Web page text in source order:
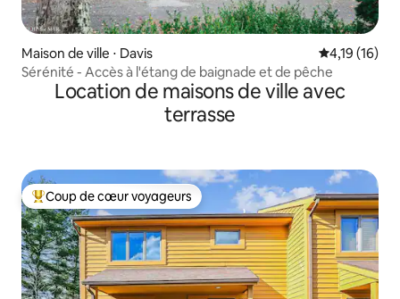
Maison de ville ⋅ Davis Évaluation
4,19 (16)
Sérénité - Accès à l'étang de baignade et de pêche
Location de maisons de ville avec
terrasse
Coups de cœur voyageurs les plus appréciés
Coup de cœur voyageurs